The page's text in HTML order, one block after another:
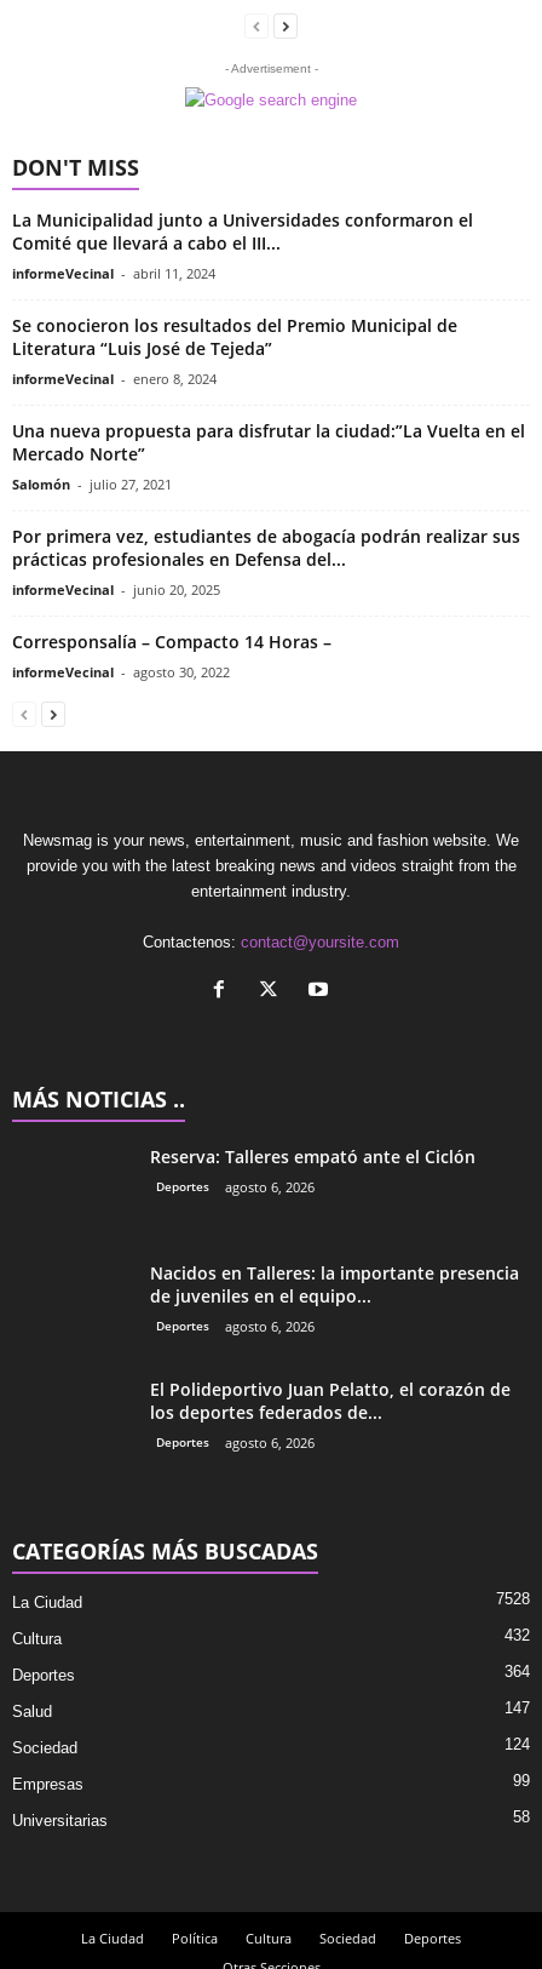
- Advertisement -
DON'T MISS
La Municipalidad junto a Universidades conformaron el
Comité que llevará a cabo el III...
informeVecinal - abril 11, 2024
Se conocieron los resultados del Premio Municipal de
Literatura “Luis José de Tejeda”
informeVecinal - enero 8, 2024
Una nueva propuesta para disfrutar la ciudad:”La Vuelta en el
Mercado Norte”
Salomón - julio 27, 2021
Por primera vez, estudiantes de abogacía podrán realizar sus
prácticas profesionales en Defensa del...
informeVecinal - junio 20, 2025
Corresponsalía – Compacto 14 Horas –
informeVecinal - agosto 30, 2022
Newsmag is your news, entertainment, music and fashion website. We
provide you with the latest breaking news and videos straight from the
entertainment industry.
Contactenos: contact@yoursite.com
MÁS NOTICIAS ..
Reserva: Talleres empató ante el Ciclón
Deportes agosto 6, 2026
Nacidos en Talleres: la importante presencia
de juveniles en el equipo...
Deportes agosto 6, 2026
El Polideportivo Juan Pelatto, el corazón de
los deportes federados de...
Deportes agosto 6, 2026
CATEGORÍAS MÁS BUSCADAS
La Ciudad 7528
Cultura 432
Deportes 364
Salud 147
Sociedad 124
Empresas 99
Universitarias 58
La Ciudad Política Cultura Sociedad
Deportes